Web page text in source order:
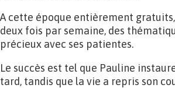
A cette époque entièrement
deux fois par semaine, des
précieux avec ses patientes.
Le succès est tel que Pauline
tard, tandis que la vie a repris son